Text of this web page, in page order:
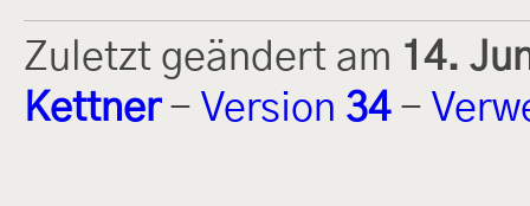
Zuletzt geändert am 14.
Kettner- Version 34-